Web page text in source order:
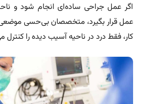
اگر عمل جراحی ساده‌ای انجام شود و
عمل قرار بگیرد، متخصصان بی‌حسی موضعی
کار، فقط درد در ناحیه آسیب دیده را کنترل